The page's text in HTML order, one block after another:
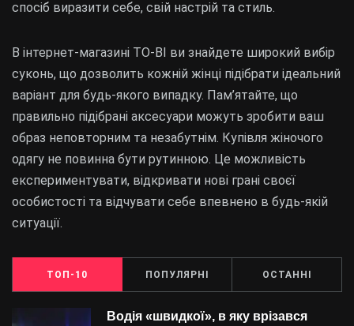
спосіб виразити себе, свій настрій та стиль.
В інтернет-магазині TO-BI ви знайдете широкий вибір
суконь, що дозволить кожній жінці підібрати ідеальний
варіант для будь-якого випадку. Пам’ятайте, що
правильно підібрані аксесуари можуть зробити ваш
образ неповторним та незабутнім. Купівля жіночого
одягу не повинна бути рутинною. Це можливість
експериментувати, відкривати нові грані своєї
особистості та відчувати себе впевнено в будь-якій
ситуації.
ТОП-10 ПОПУЛЯРНІ ОСТАННІ
Водія «швидкої», в яку врізався